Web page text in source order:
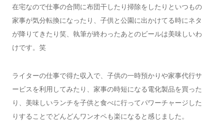
在宅なので仕事の合間に布団干したり掃除をしたりといつもの
家事が気分転換になったり、子供と公園に出かけてる時にネタ
が降りてきたり笑、執筆が終わったあとのビールは美味しいわ
けです。笑
ライターの仕事で得た収入で、子供の一時預かりや家事代行サ
ービスを利用してみたり、家事の時短になる電化製品を買った
り、美味しいランチを子供と食べに行ってパワーチャージした
りすることでどんどんワンオペも楽になると感じました。